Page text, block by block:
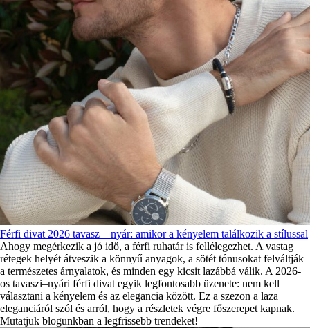
Férfi divat 2026 tavasz – nyár: amikor a kényelem találkozik a stílussal
Ahogy megérkezik a jó idő, a férfi ruhatár is fellélegezhet. A vastag
rétegek helyét átveszik a könnyű anyagok, a sötét tónusokat felváltják
a természetes árnyalatok, és minden egy kicsit lazábbá válik. A 2026-
os tavaszi–nyári férfi divat egyik legfontosabb üzenete: nem kell
választani a kényelem és az elegancia között. Ez a szezon a laza
eleganciáról szól és arról, hogy a részletek végre főszerepet kapnak.
Mutatjuk blogunkban a legfrissebb trendeket!